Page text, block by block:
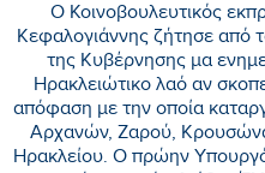
Ο Κοινοβουλευτικός
Κεφαλογιάννης ζήτησε από
της Κυβέρνησης μα
Ηρακλειώτικο λαό αν
απόφαση με την οποία
Αρχανών, Ζαρού,
Ηρακλείου. Ο πρώην